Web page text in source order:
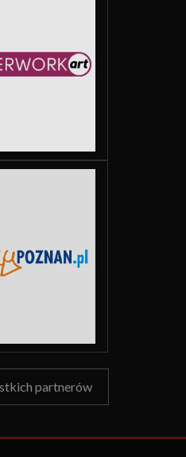
partnerów